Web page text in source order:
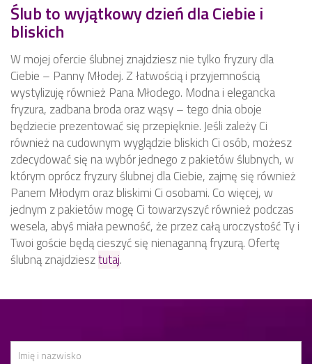
Ślub to wyjątkowy dzień dla Ciebie i
bliskich
W mojej ofercie ślubnej znajdziesz nie tylko fryzury dla
Ciebie – Panny Młodej. Z łatwością i przyjemnością
wystylizuję również Pana Młodego. Modna i elegancka
fryzura, zadbana broda oraz wąsy – tego dnia oboje
będziecie prezentować się przepięknie. Jeśli zależy Ci
również na cudownym wyglądzie bliskich Ci osób, możesz
zdecydować się na wybór jednego z pakietów ślubnych, w
którym oprócz fryzury ślubnej dla Ciebie, zajmę się również
Panem Młodym oraz bliskimi Ci osobami. Co więcej, w
jednym z pakietów mogę Ci towarzyszyć również podczas
wesela, abyś miała pewność, że przez całą uroczystość Ty i
Twoi goście będą cieszyć się nienaganną fryzurą. Ofertę
ślubną znajdziesztutaj.